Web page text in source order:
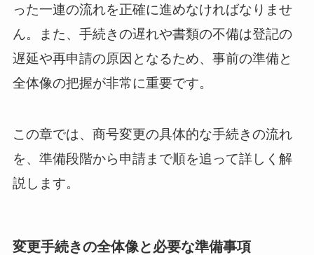
った一連の流れを正確に進めなければなりませ
ん。また、手続きの遅れや書類の不備は登記の
遅延や再申請の原因となるため、事前の準備と
全体像の把握が非常に重要です。
この章では、商号変更の具体的な手続きの流れ
を、準備段階から申請まで順を追って詳しく解
説します。
変更手続きの全体像と必要な準備事項